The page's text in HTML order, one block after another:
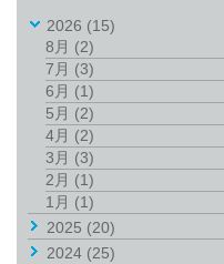
2026 (15)
8月 (2)
7月 (3)
6月 (1)
5月 (2)
4月 (2)
3月 (3)
2月 (1)
1月 (1)
2025 (20)
2024 (25)